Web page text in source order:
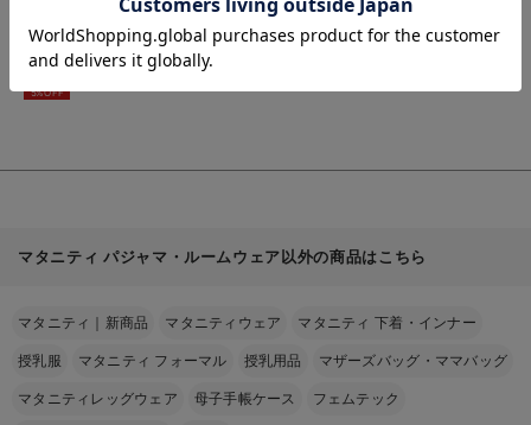
詳
細
を
る
やわらかスムース テ
ィアードリラックスネ
グリジェ マタニテ
￥4,169 (税込)
5%OFF
マタニティ パジャマ・ルームウェア以外の商品はこちら
マタニティ｜新商品 マタニティウェア マタニティ 下着・インナー
授乳服 マタニティ フォーマル 授乳用品 マザーズバッグ・ママバッグ
マタニティレッグウェア 母子手帳ケース フェムテック